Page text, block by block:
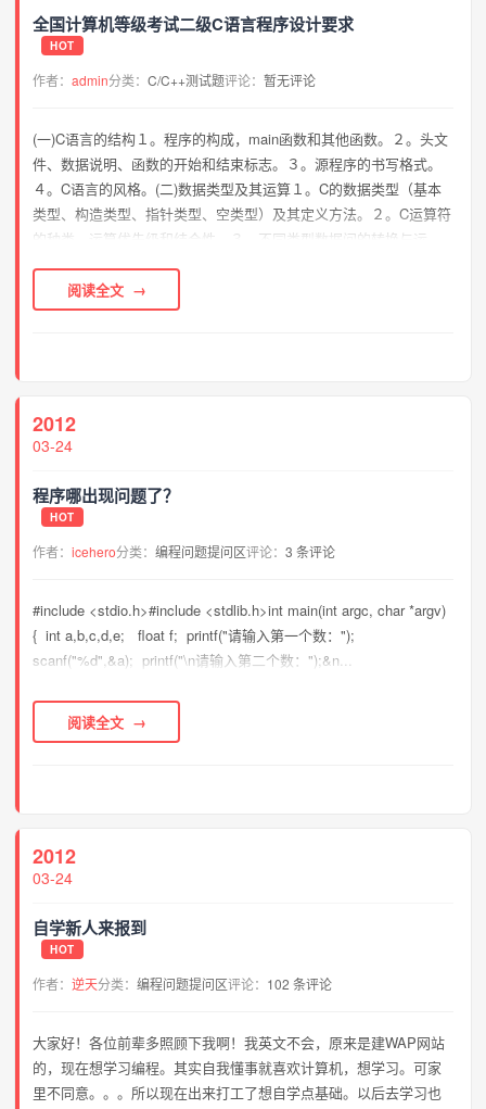
全国计算机等级考试二级C语言程序设计要求
HOT
作者：admin分类：C/C++测试题评论：暂无评论
(一)C语言的结构１。程序的构成，main函数和其他函数。２。头文
件、数据说明、函数的开始和结束标志。３。源程序的书写格式。
４。C语言的风格。(二)数据类型及其运算１。C的数据类型（基本
类型、构造类型、指针类型、空类型）及其定义方法。２。C运算符
的种类、运算优先级和结合性。３。不同类型数据间的转换与运
算。４。C表达式类型（赋值表达、算术表达式、关系表达式、逻辑
表达式、条件表达式、逗号表达式）和求值...
阅读全文
2012
03-24
程序哪出现问题了？
HOT
作者：icehero分类：编程问题提问区评论：3 条评论
#include <stdio.h>#include <stdlib.h>int main(int argc, char *argv)
{ int a,b,c,d,e; float f; printf("请输入第一个数：");
scanf("%d",&a); printf("\n请输入第二个数：");&n...
阅读全文
2012
03-24
自学新人来报到
HOT
作者：逆天分类：编程问题提问区评论： 102 条评论
大家好！各位前辈多照顾下我啊！我英文不会，原来是建WAP网站
的，现在想学习编程。其实自我懂事就喜欢计算机，想学习。可家
里不同意。。。所以现在出来打工了想自学点基础。以后去学习也